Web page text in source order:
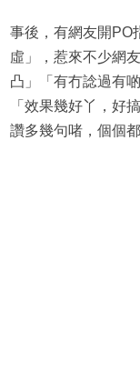
事後，有網友開PO
虛」，惹來不少網
凸」「有冇諗過有
「效果幾好丫，好
讚多幾句啫，個個